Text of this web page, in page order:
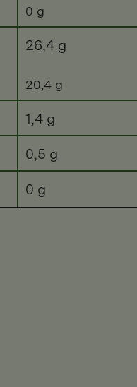
0 g
26,4 g
20,4 g
1,4 g
0,5 g
0 g